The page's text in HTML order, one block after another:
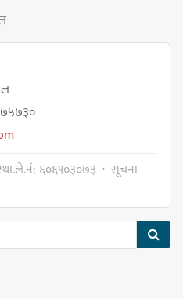
क्युआरटी विघटन गर्ने
फाइनलमा प्रभात र
भिड्ने
मेघा,हिमशिखर, पाराडाइज र
६०६९०३०७३ · सूचना